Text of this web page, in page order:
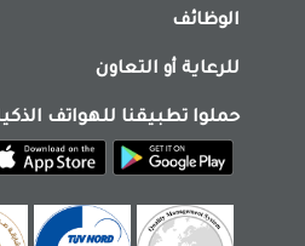
الوظائف
للرعاية أو التعاون
حملوا تطبيقنا للهواتف